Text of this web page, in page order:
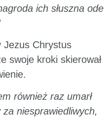
ich słuszna ode
Jezus Chrystus
swoje kroki skierował
również raz umarł
niesprawiedliwych,